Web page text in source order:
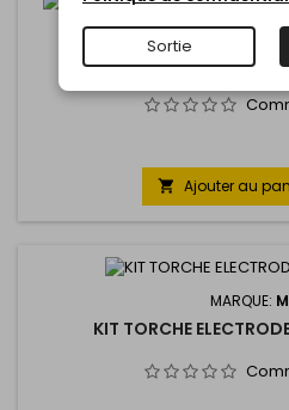
MARQUE:
TUBE CONTACT DIAM 1,2
 Ajouter au
MARQUE:
KIT TORCHE
Sortie